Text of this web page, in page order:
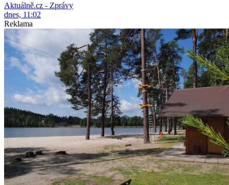
Aktuálně.cz - Zprávy
dnes, 11:02
Reklama